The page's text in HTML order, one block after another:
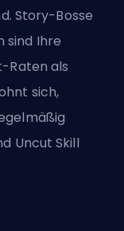
Story-Bosse
sind Ihre
Raten als
sich,
Uncut Skill